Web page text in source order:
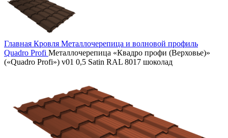
Главная Кровля Металлочерепица и волновой профиль
Quadro Profi Металлочерепица «Квадро профи (Верховье)»
(«Quadro Profi») v01 0,5 Satin RAL 8017 шоколад